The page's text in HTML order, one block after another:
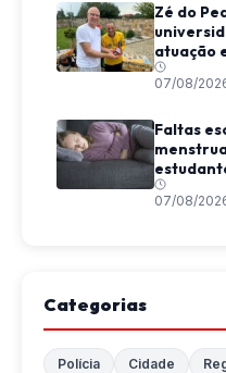
Zé do
atuação
07/08/
Faltas
07/08/
Categorias
Polícia Cidade